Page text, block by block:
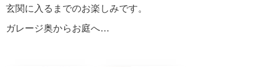
玄関に入るまでのお楽しみです。
ガレージ奥からお庭へ…